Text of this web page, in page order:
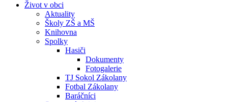
Život v obci
Aktuality
Školy ZŠ a MŠ
Knihovna
Spolky
Hasiči
Dokumenty
Fotogalerie
TJ Sokol Zákolany
Fotbal Zákolany
Baráčníci